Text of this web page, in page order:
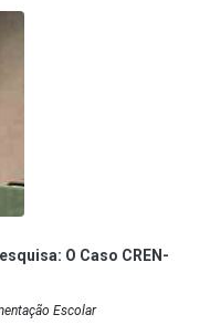
O Caso CREN-
Escolar